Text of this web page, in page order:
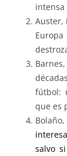
Auster,
fútbol:
que es
salvo